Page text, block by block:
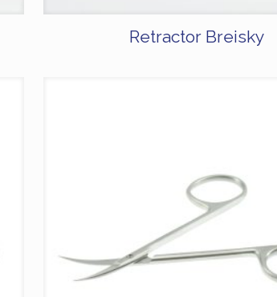
Retractor Breisky